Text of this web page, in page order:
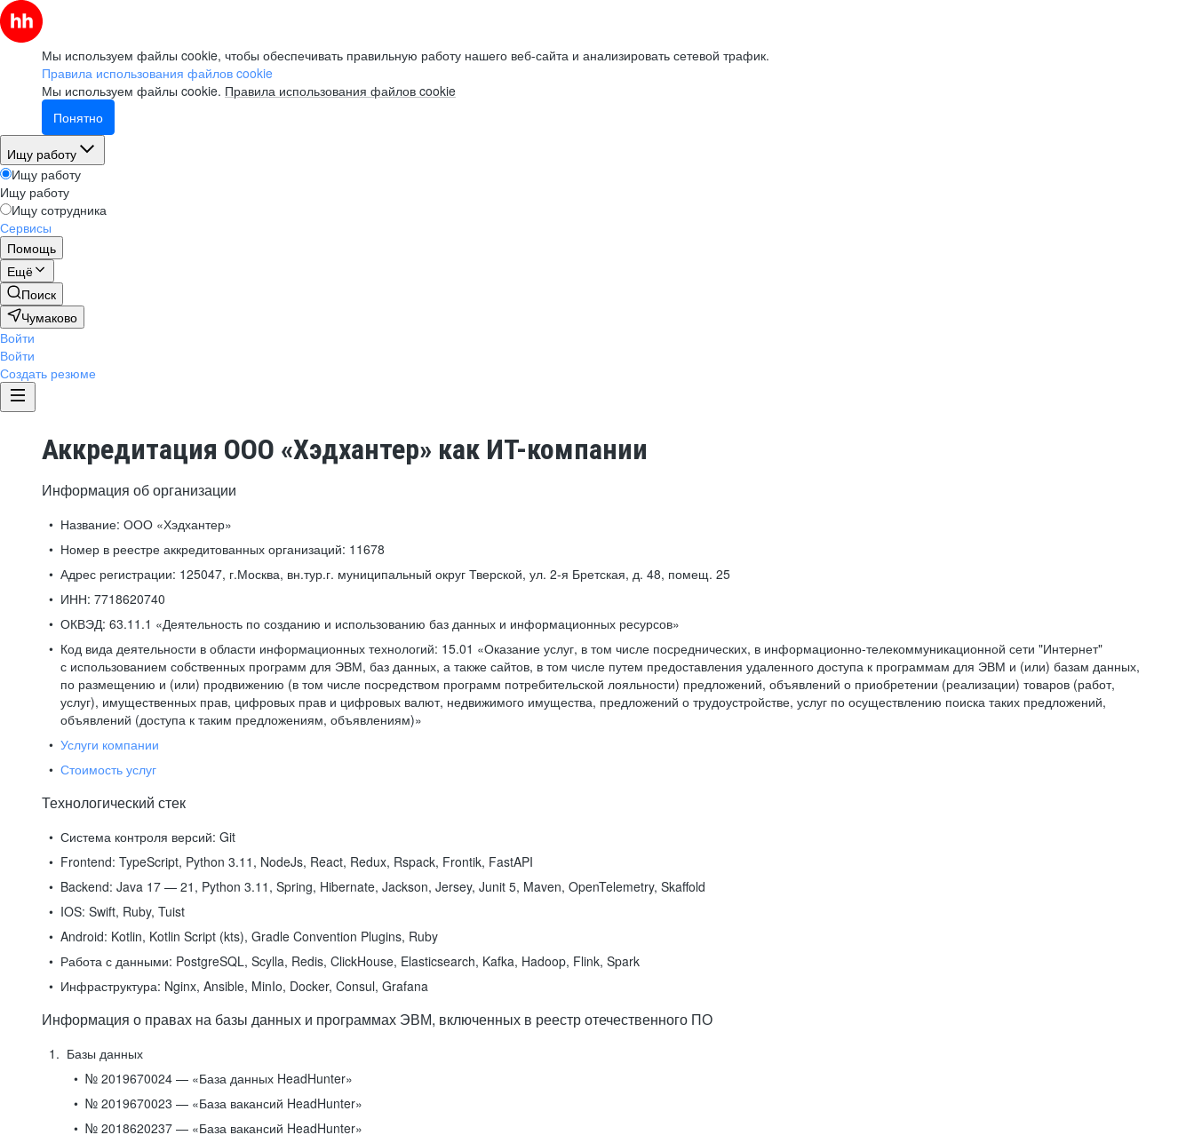
Мы используем файлы cookie, чтобы обеспечивать правильную работу нашего веб-сайта и анализировать сетевой трафик.
Правила использования файлов cookie
Мы используем файлы cookie. Правила использования файлов cookie
Понятно
Ищу работу
Ищу работу
Ищу работу
Ищу сотрудника
Сервисы
Помощь
Ещё
Поиск
Чумаково
Войти
Войти
Создать резюме
Аккредитация ООО «Хэдхантер» как ИТ-компании
Информация об организации
Название: ООО «Хэдхантер»
Номер в реестре аккредитованных организаций: 11678
Адрес регистрации: 125047, г.Москва, вн.тур.г. муниципальный округ Тверской, ул. 2-я Бретская, д. 48, помещ. 25
ИНН: 7718620740
ОКВЭД: 63.11.1 «Деятельность по созданию и использованию баз данных и информационных ресурсов»
Код вида деятельности в области информационных технологий: 15.01 «Оказание услуг, в том числе посреднических, в информационно-телекоммуникационной сети "Интернет"
с использованием собственных программ для ЭВМ, баз данных, а также сайтов, в том числе путем предоставления удаленного доступа к программам для ЭВМ и (или) базам данных,
по размещению и (или) продвижению (в том числе посредством программ потребительской лояльности) предложений, объявлений о приобретении (реализации) товаров (работ,
услуг), имущественных прав, цифровых прав и цифровых валют, недвижимого имущества, предложений о трудоустройстве, услуг по осуществлению поиска таких предложений,
объявлений (доступа к таким предложениям, объявлениям)»
Услуги компании
Стоимость услуг
Технологический стек
Система контроля версий: Git
Frontend: TypeScript, Python 3.11, NodeJs, React, Redux, Rspack, Frontik, FastAPI
Backend: Java 17 — 21, Python 3.11, Spring, Hibernate, Jackson, Jersey, Junit 5, Maven, OpenTelemetry, Skaffold
IOS: Swift, Ruby, Tuist
Android: Kotlin, Kotlin Script (kts), Gradle Convention Plugins, Ruby
Работа с данными: PostgreSQL, Scylla, Redis, ClickHouse, Elasticsearch, Kafka, Hadoop, Flink, Spark
Инфраструктура: Nginx, Ansible, MinIo, Docker, Consul, Grafana
Информация о правах на базы данных и программах ЭВМ, включенных в реестр отечественного ПО
Базы данных
№ 2019670024 — «База данных HeadHunter»
№ 2019670023 — «База вакансий HeadHunter»
№ 2018620237 — «База вакансий HeadHunter»